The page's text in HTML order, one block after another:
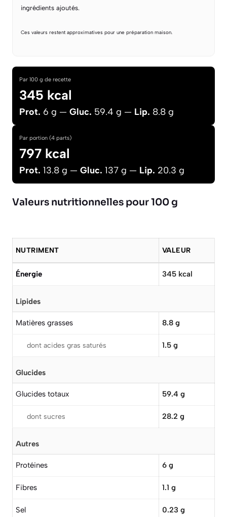
ingrédients ajoutés.
Ces valeurs restent approximatives pour une préparation maison.
Par 100 g de recette
345 kcal
Prot. 6 g — Gluc. 59.4 g — Lip. 8.8 g
Par portion (4 parts)
797 kcal
Prot. 13.8 g — Gluc. 137 g — Lip. 20.3 g
Valeurs nutritionnelles pour 100 g
NUTRIMENT VALEUR
Énergie 345 kcal
Lipides
Matières grasses 8.8 g
dont acides gras saturés 1.5 g
Glucides
Glucides totaux 59.4 g
dont sucres 28.2 g
Autres
Protéines 6 g
Fibres 1.1 g
Sel 0.23 g